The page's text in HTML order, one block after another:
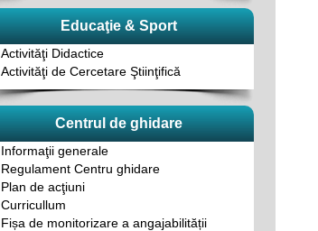
Educaţie & Sport
Activităţi Didactice
Activităţi de Cercetare Ştiinţifică
Centrul de ghidare
Informaţii generale
Regulament Centru ghidare
Plan de acţiuni
Curricullum
Fișa de monitorizare a angajabilității